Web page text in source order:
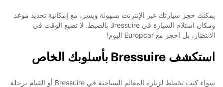
يمكنك حجز سيارتك عبر الإنترنت بسهولة ويسر، مع إمكانية تحديد موعد
ومكان استلام السيارة في Bressuire بالضبط. لا تضيع الوقت في
الانتظار، بل احجز مع Europcar اليوم!
استكشف Bressuire بأسلوبك الخاص
سواء كنت تخطط لزيارة المعالم السياحية في Bressuire أو القيام برحلة